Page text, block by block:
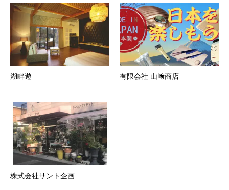
湖畔遊 有限会社 山﨑商店
株式会社サント企画